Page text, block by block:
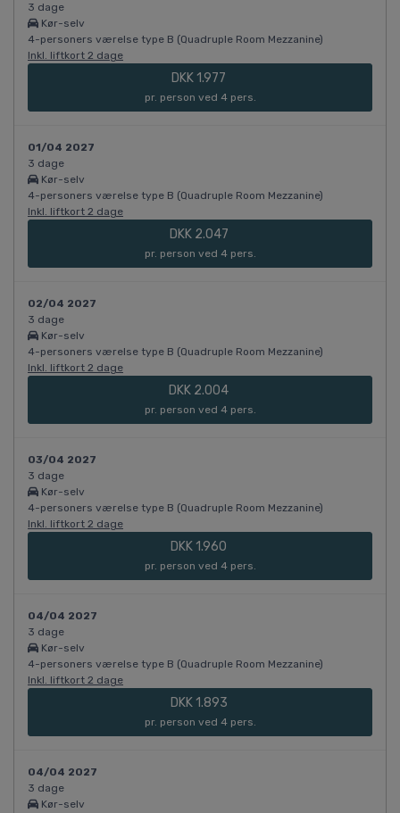
3 dage
Kør-selv
4-personers værelse type B (Quadruple Room Mezzanine)
Inkl. liftkort 2 dage
DKK 1.977
pr. person ved 4 pers.
01/04 2027
3 dage
Kør-selv
4-personers værelse type B (Quadruple Room Mezzanine)
Inkl. liftkort 2 dage
DKK 2.047
pr. person ved 4 pers.
02/04 2027
3 dage
Kør-selv
4-personers værelse type B (Quadruple Room Mezzanine)
Inkl. liftkort 2 dage
DKK 2.004
pr. person ved 4 pers.
03/04 2027
3 dage
Kør-selv
4-personers værelse type B (Quadruple Room Mezzanine)
Inkl. liftkort 2 dage
DKK 1.960
pr. person ved 4 pers.
04/04 2027
3 dage
Kør-selv
4-personers værelse type B (Quadruple Room Mezzanine)
Inkl. liftkort 2 dage
DKK 1.893
pr. person ved 4 pers.
04/04 2027
3 dage
Kør-selv